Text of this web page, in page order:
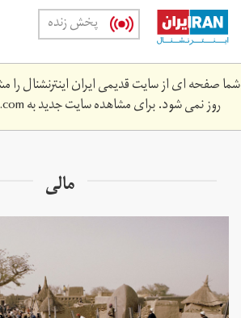
Skip
main
content
پخش زنده
شما صفحه ای از سایت قدیمی ایران اینترنشنال را
روز نمی شود. برای مشاهده سایت جدید به
مالی